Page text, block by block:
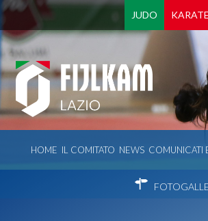
JUDO KARATE
HOME IL COMITATO NEWS COMUNICATI